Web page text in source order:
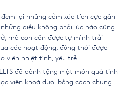
lại những cảm xúc tích cực gắn
điều không phải lúc nào cũng
mà con cần được tự mình trải
các hoạt động, đồng thời được
viên nhiệt tình, yêu trẻ.
đã dành tặng một món quà tinh
viên khoá dưới bằng cách chung